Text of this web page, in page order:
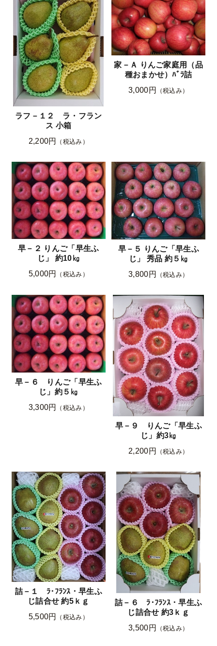
ラフ－１２ ラ・フラン
ス 小箱
2,200円
（税込み）
家－Ａ りんご家庭用（品
種おまかせ）ﾊﾞﾗ詰
3,000円
（税込み）
早－２ りんご「早生ふ
じ」 約10㎏
5,000円
（税込み）
早－５ りんご「早生ふ
じ」 秀品 約５㎏
3,800円
（税込み）
早－６ りんご「早生ふ
じ」約５㎏
3,300円
（税込み）
早－９ りんご「早生ふ
じ」約3㎏
2,200円
（税込み）
詰－１ ﾗ･ﾌﾗﾝｽ・早生ふ
じ詰合せ 約5ｋｇ
5,500円
（税込み）
詰－６ ﾗ･ﾌﾗﾝｽ・早生ふ
じ詰合せ 約3ｋｇ
3,500円
（税込み）